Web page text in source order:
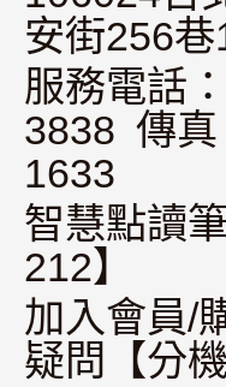
安街256巷
服務電話
3838 傳真
1633
智慧點讀
212】
加入會員/
疑問【分機